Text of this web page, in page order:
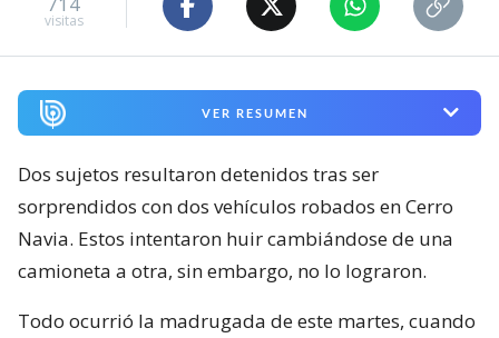
visitas
VER RESUMEN
Dos sujetos resultaron detenidos tras ser
sorprendidos con dos vehículos robados en Cerro
Navia. Estos intentaron huir cambiándose de una
camioneta a otra, sin embargo, no lo lograron.
Todo ocurrió la madrugada de este martes, cuando